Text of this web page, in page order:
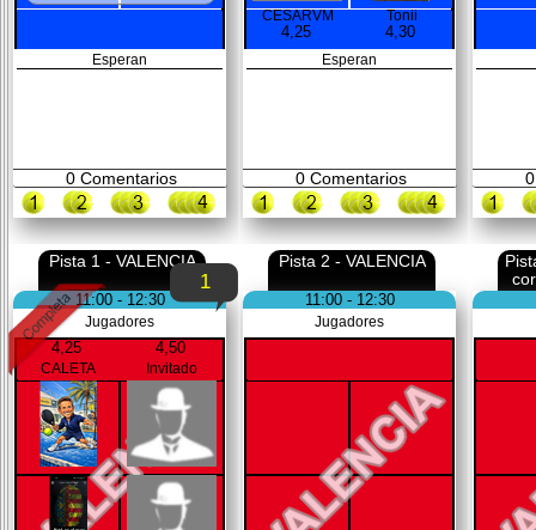
Esperan
0Comentarios
CESARVM
4,25
Tonii
4,30
Esperan
0Comentarios 0
Pista 1 - VALENCIA
11:00 - 12:30
Jugadores
4,25
CALETA
4,50
Invitado
1
Pista 2 - VALENCIA
11:00 - 12:30
Jugadores